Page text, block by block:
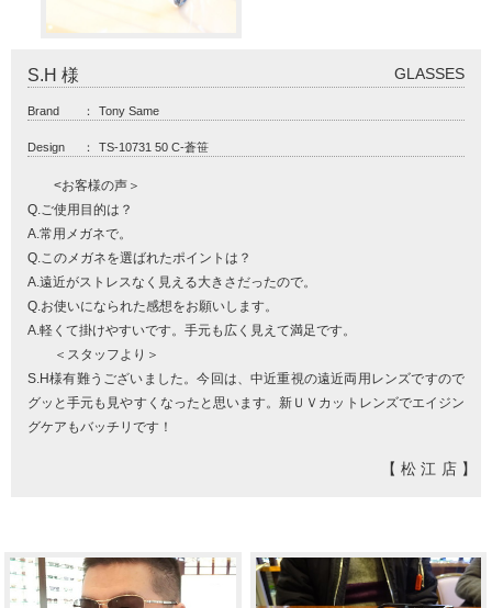
S.H 様 GLASSES
Brand ： Tony Same
Design ： TS-10731 50 C-蒼笹
<お客様の声＞
Q.ご使用目的は？
A.常用メガネで。
Q.このメガネを選ばれたポイントは？
A.遠近がストレスなく見える大きさだったので。
Q.お使いになられた感想をお願いします。
A.軽くて掛けやすいです。手元も広く見えて満足です。
＜スタッフより＞
S.H様有難うございました。今回は、中近重視の遠近両用レンズですので
グッと手元も見やすくなったと思います。新ＵＶカットレンズでエイジン
グケアもバッチリです！
【松江店】